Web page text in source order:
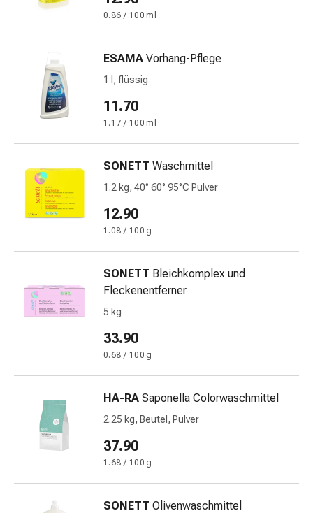
Schwitzen
Unreine
Haut
Hautausschlag
Akne
Naturmittel
Pflanzenknospen
Homöopathie
Schüssler-
Spagyrika
Anthroposophika
Niere,
Blase,
Prostata
Harnwegsbeschwerden
Prostata
Blasenbeschwerden
Schmerzen
&
Fieber
Kopfschmerzen
&
Migräne
0.86 / 100 ml
ESAMA Vorhang-Pflege
1 l, flüssig
11.70
1.17 / 100 ml
SONETT Waschmittel
1.2 kg, 40° 60° 95°C Pulver
12.90
1.08 / 100 g
SONETT Bleichkomplex und
Fleckenentferner
5 kg
33.90
0.68 / 100 g
HA-RA Saponella Colorwaschmittel
2.25 kg, Beutel, Pulver
37.90
1.68 / 100 g
SONETT Olivenwaschmittel